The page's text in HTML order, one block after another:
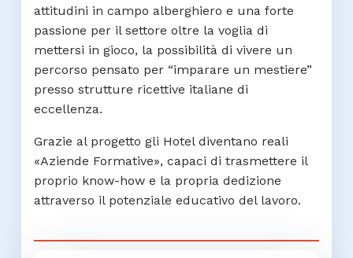
attitudini in campo alberghiero e una forte
passione per il settore oltre la voglia di
mettersi in gioco, la possibilità di vivere un
percorso pensato per “imparare un mestiere”
presso strutture ricettive italiane di
eccellenza.
Grazie al progetto gli Hotel diventano reali
«Aziende Formative», capaci di trasmettere il
proprio know-how e la propria dedizione
attraverso il potenziale educativo del lavoro.